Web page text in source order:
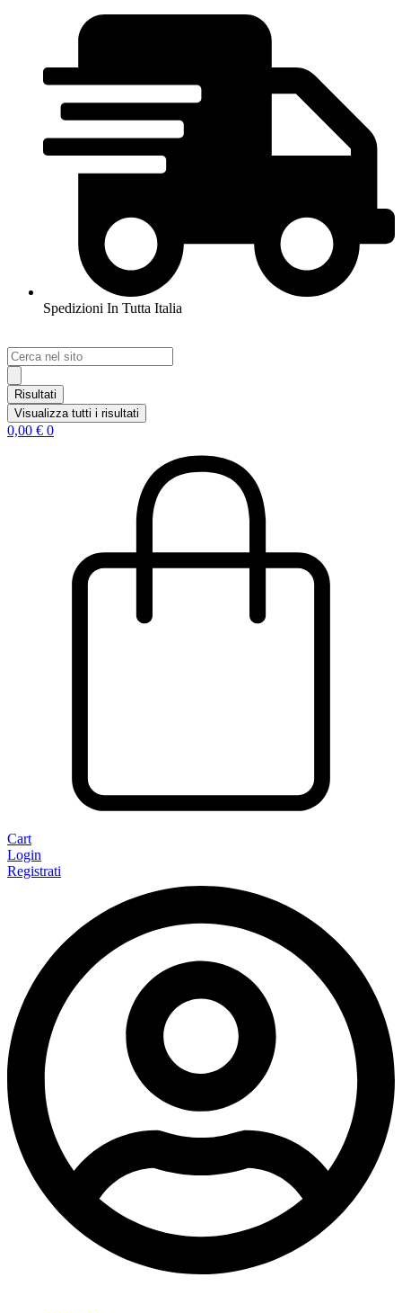
Spedizioni In Tutta Italia
Search
...
Risultati
Visualizza tutti i risultati
0,00 € 0
Cart
Login
Registrati